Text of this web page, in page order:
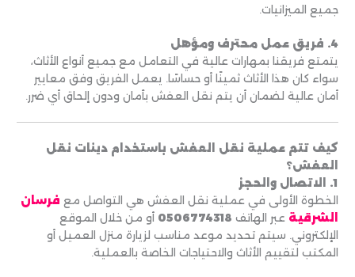
جميع الميزانيات.
4. فريق عمل محترف ومؤهل
يتمتع فريقنا بمهارات عالية في التعامل مع جميع أنواع الأثاث،
سواء كان هذا الأثاث ثمينًا أو حساسًا. يعمل الفريق وفق معايير
أمان عالية لضمان أن يتم نقل العفش بأمان ودون إلحاق أي ضرر.
كيف تتم عملية نقل العفش باستخدام دينات نقل
العفش؟
1. الاتصال والحجز
الخطوة الأولى في عملية نقل العفش هي التواصل مع فرسان
الشرقية عبر الهاتف 0506774318 أو من خلال الموقع
الإلكتروني. سيتم تحديد موعد مناسب لزيارة منزل العميل أو
المكتب لتقييم الأثاث والاحتياجات الخاصة بالعملية.